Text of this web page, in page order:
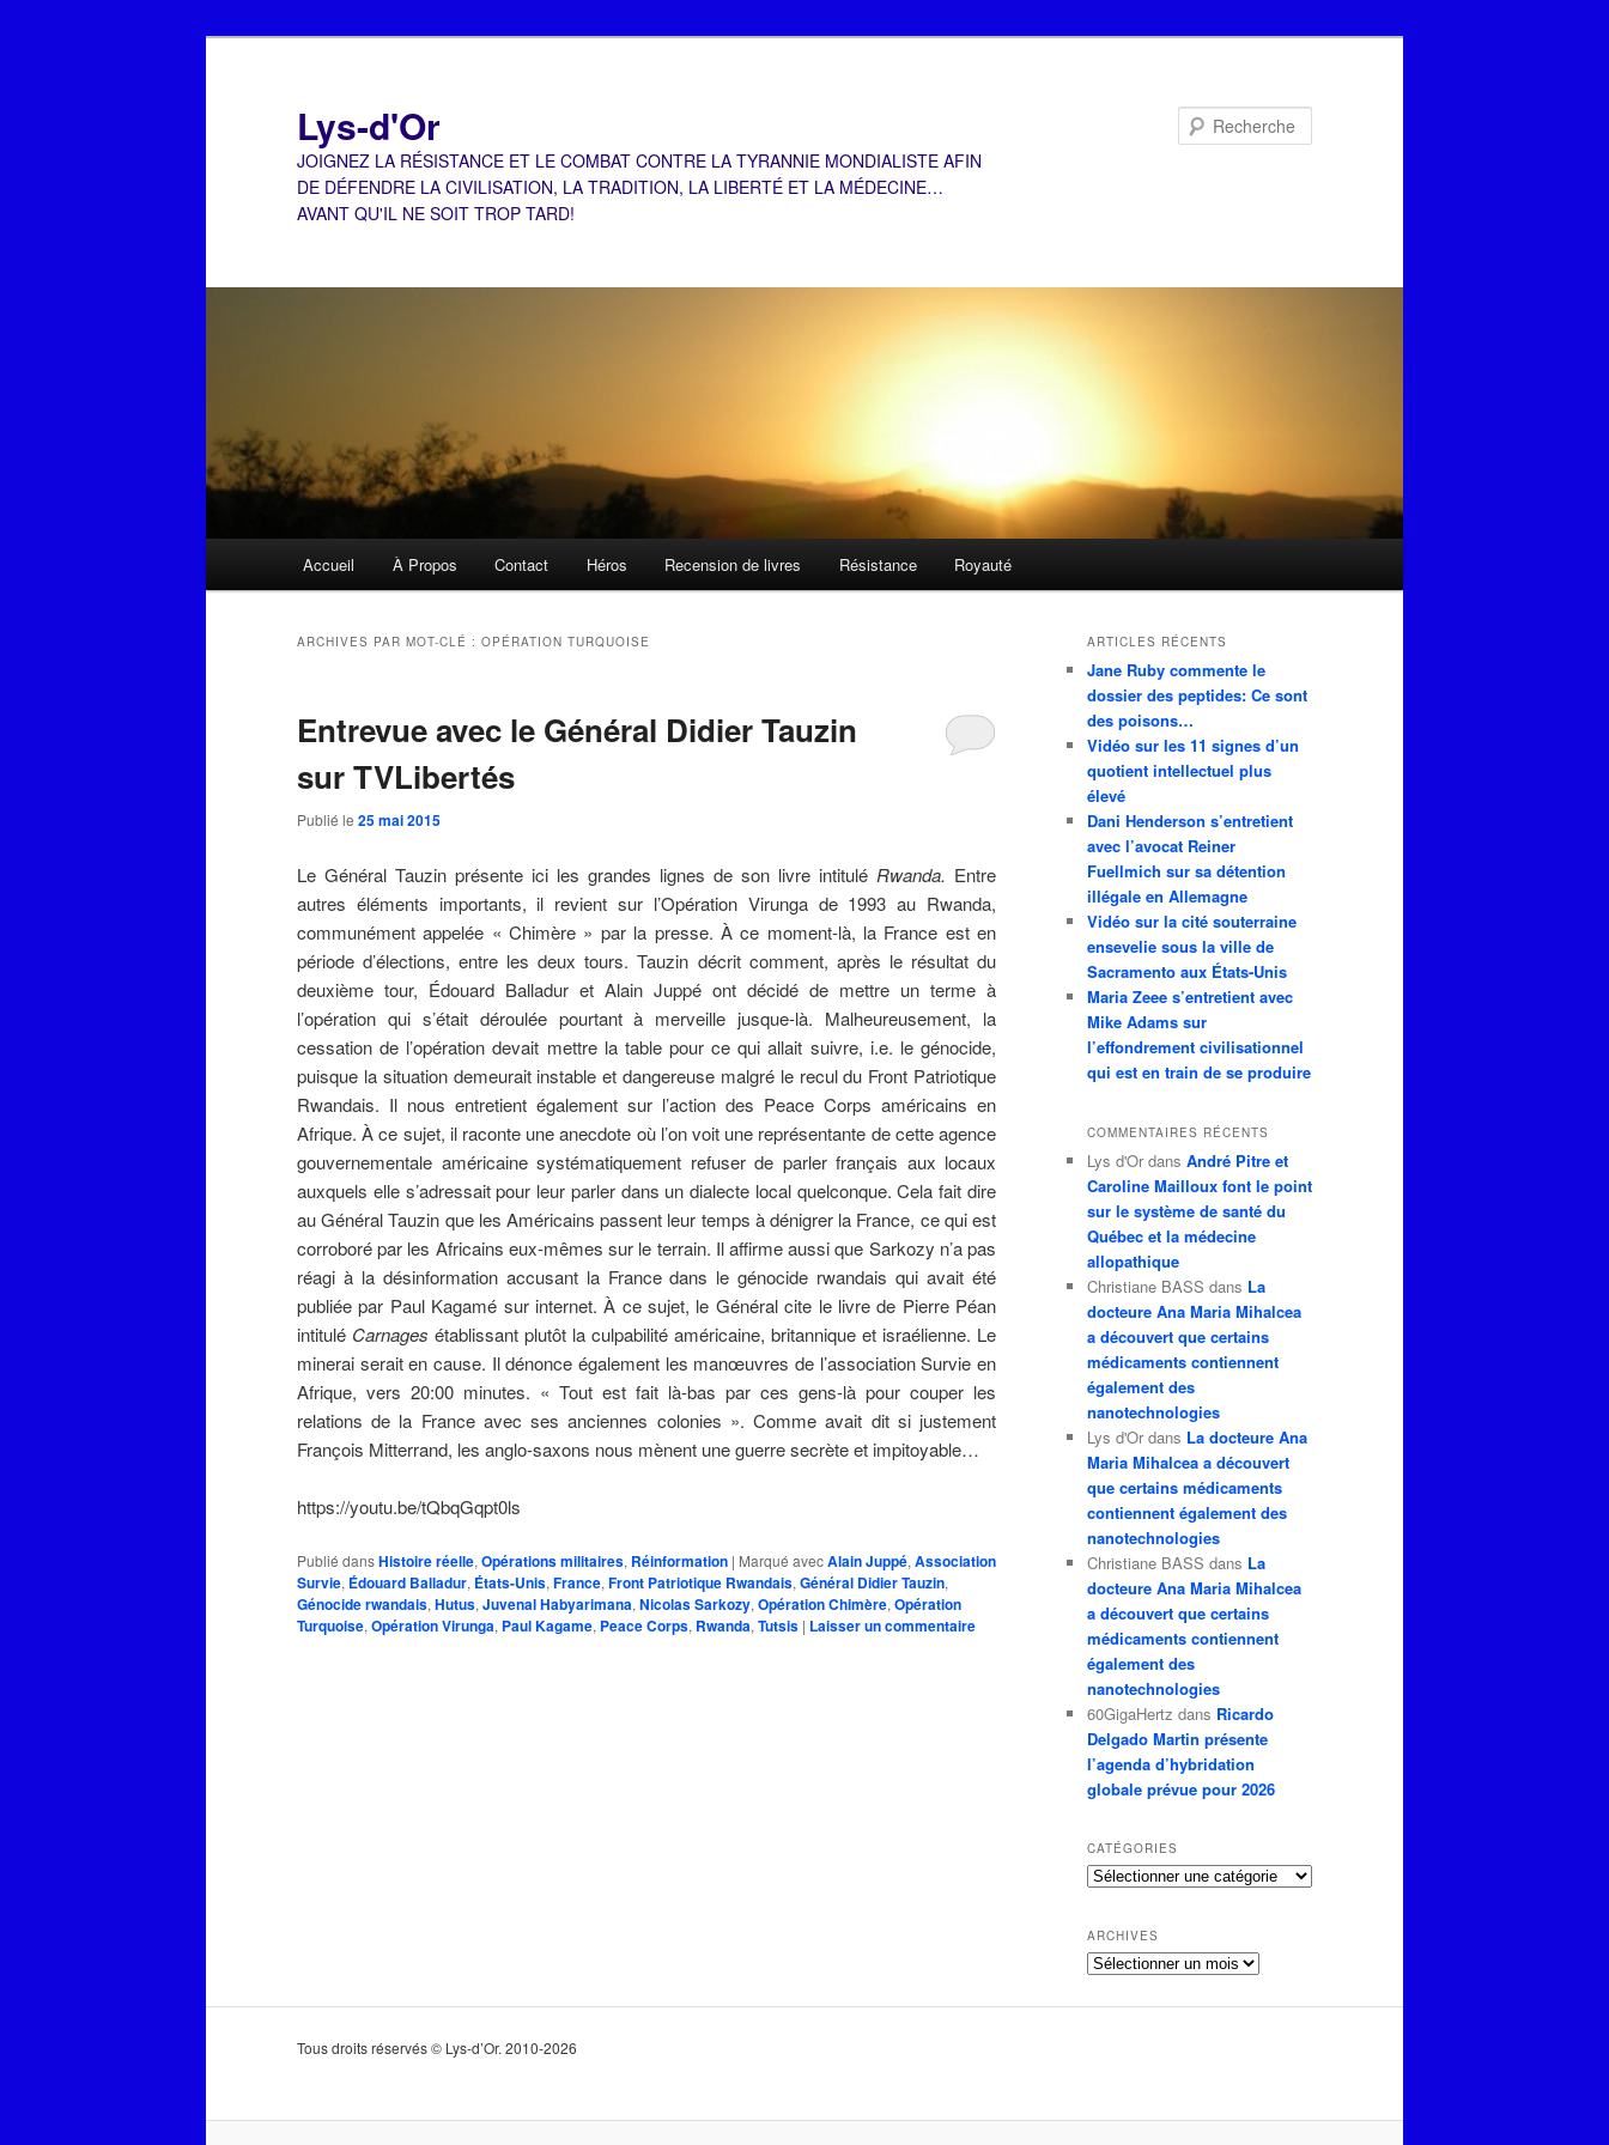
Lys-d'Or
JOIGNEZ LA RÉSISTANCE ET LE COMBAT CONTRE LA TYRANNIE MONDIALISTE AFIN
DE DÉFENDRE LA CIVILISATION, LA TRADITION, LA LIBERTÉ ET LA MÉDECINE…
AVANT QU'IL NE SOIT TROP TARD!
Accueil À Propos Contact Héros Recension de livres Résistance Royauté
ARCHIVES PAR MOT-CLÉ : OPÉRATION TURQUOISE
Entrevue avec le Général Didier Tauzin
sur TVLibertés
Publié le 25 mai 2015
Le Général Tauzin présente ici les grandes lignes de son livre intitulé Rwanda. Entre
autres éléments importants, il revient sur l’Opération Virunga de 1993 au Rwanda,
communément appelée « Chimère » par la presse. À ce moment-là, la France est en
période d’élections, entre les deux tours. Tauzin décrit comment, après le résultat du
deuxième tour, Édouard Balladur et Alain Juppé ont décidé de mettre un terme à
l’opération qui s’était déroulée pourtant à merveille jusque-là. Malheureusement, la
cessation de l’opération devait mettre la table pour ce qui allait suivre, i.e. le génocide,
puisque la situation demeurait instable et dangereuse malgré le recul du Front Patriotique
Rwandais. Il nous entretient également sur l’action des Peace Corps américains en
Afrique. À ce sujet, il raconte une anecdote où l’on voit une représentante de cette agence
gouvernementale américaine systématiquement refuser de parler français aux locaux
auxquels elle s’adressait pour leur parler dans un dialecte local quelconque. Cela fait dire
au Général Tauzin que les Américains passent leur temps à dénigrer la France, ce qui est
corroboré par les Africains eux-mêmes sur le terrain. Il affirme aussi que Sarkozy n’a pas
réagi à la désinformation accusant la France dans le génocide rwandais qui avait été
publiée par Paul Kagamé sur internet. À ce sujet, le Général cite le livre de Pierre Péan
intitulé Carnages établissant plutôt la culpabilité américaine, britannique et israélienne. Le
minerai serait en cause. Il dénonce également les manœuvres de l’association Survie en
Afrique, vers 20:00 minutes. « Tout est fait là-bas par ces gens-là pour couper les
relations de la France avec ses anciennes colonies ». Comme avait dit si justement
François Mitterrand, les anglo-saxons nous mènent une guerre secrète et impitoyable…
https://youtu.be/tQbqGqpt0ls
Publié dansHistoire réelle, Opérations militaires, Réinformation | Marqué avecAlain Juppé, Association
Survie, Édouard Balladur, États-Unis, France, Front Patriotique Rwandais, Général Didier Tauzin,
Génocide rwandais, Hutus, Juvenal Habyarimana, Nicolas Sarkozy, Opération Chimère, Opération
Turquoise, Opération Virunga, Paul Kagame, Peace Corps, Rwanda, Tutsis | Laisser un commentaire
ARTICLES RÉCENTS
Jane Ruby commente le
dossier des peptides: Ce sont
des poisons…
Vidéo sur les 11 signes d’un
quotient intellectuel plus
élevé
Dani Henderson s’entretient
avec l’avocat Reiner
Fuellmich sur sa détention
illégale en Allemagne
Vidéo sur la cité souterraine
ensevelie sous la ville de
Sacramento aux États-Unis
Maria Zeee s’entretient avec
Mike Adams sur
l’effondrement civilisationnel
qui est en train de se produire
COMMENTAIRES RÉCENTS
Lys d'Or dans André Pitre et
Caroline Mailloux font le point
sur le système de santé du
Québec et la médecine
allopathique
Christiane BASS dans La
docteure Ana Maria Mihalcea
a découvert que certains
médicaments contiennent
également des
nanotechnologies
Lys d'Or dans La docteure Ana
Maria Mihalcea a découvert
que certains médicaments
contiennent également des
nanotechnologies
Christiane BASS dans La
docteure Ana Maria Mihalcea
a découvert que certains
médicaments contiennent
également des
nanotechnologies
60GigaHertz dans Ricardo
Delgado Martin présente
l’agenda d’hybridation
globale prévue pour 2026
CATÉGORIES
Catégories
ARCHIVES
Archives
Tous droits réservés © Lys-d’Or. 2010-2026